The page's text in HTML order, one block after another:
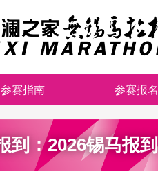
参赛指南 参赛报名